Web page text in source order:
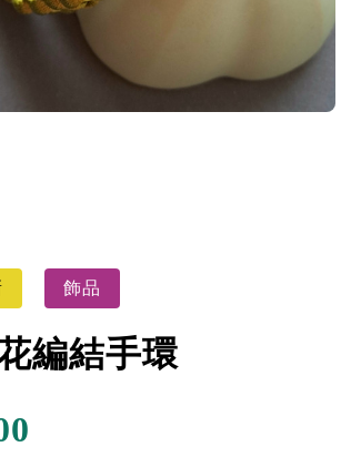
飾品
編結手環